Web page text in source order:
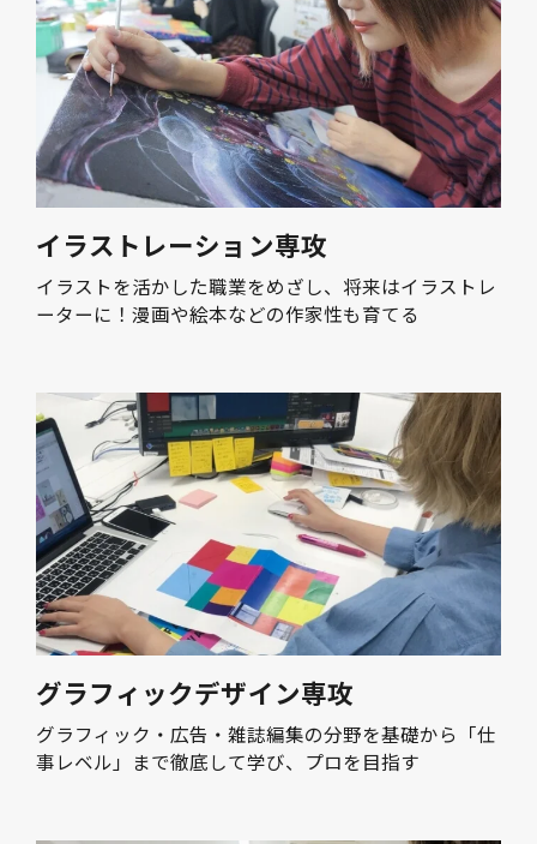
イラストレーション専攻
イラストを活かした職業をめざし、将来はイラストレ
ーターに！漫画や絵本などの作家性も育てる
グラフィックデザイン専攻
グラフィック・広告・雑誌編集の分野を基礎から「仕
事レベル」まで徹底して学び、プロを目指す